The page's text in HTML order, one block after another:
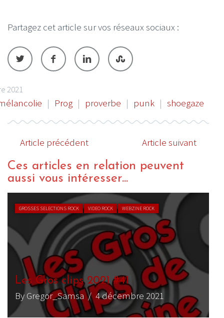
Partagez cet article sur vos réseaux sociaux :
2021
| Prog | proverbe | punk | shoegaze
Article précédent Article suivant
Ces articles en relation peuvent
aussi vous intéresser...
GROSSES SELECTIONS ROCK VIDEO ROCK WEBZINE ROCK
Les Gros clips 2021 #41
By Gregor_Samsa/ 4 décembre 2021